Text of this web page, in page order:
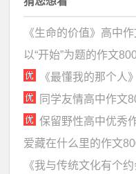
《生命的价值》高中
以“开始”为题的作文
《最懂我的那个人
同学友情高中作文
保留野性高中优秀
爱藏在什么里的作文
《我与传统文化有个